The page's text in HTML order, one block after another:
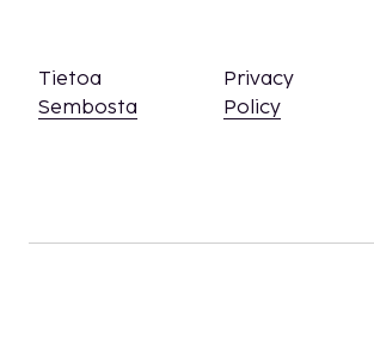
Tietoa
Sembosta
Privacy
Policy